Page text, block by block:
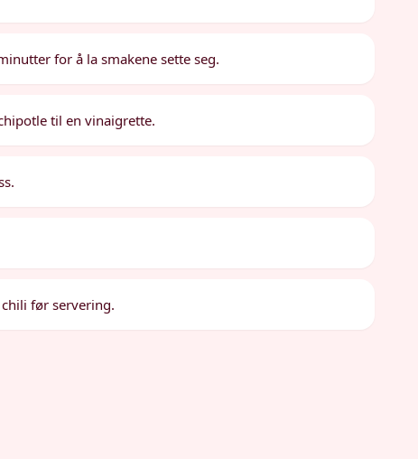
for å la smakene sette seg.
til en vinaigrette.
før servering.